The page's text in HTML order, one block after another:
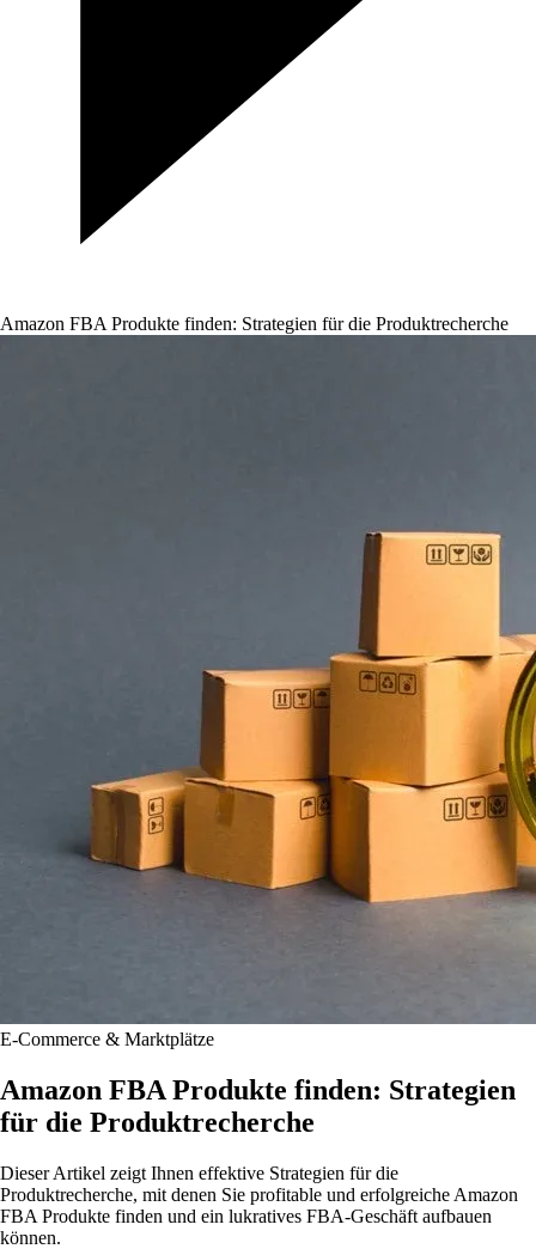
Amazon FBA Produkte finden: Strategien für die Produktrecherche
E-Commerce & Marktplätze
Amazon FBA Produkte finden: Strategien
für die Produktrecherche
Dieser Artikel zeigt Ihnen effektive Strategien für die
Produktrecherche, mit denen Sie profitable und erfolgreiche Amazon
FBA Produkte finden und ein lukratives FBA-Geschäft aufbauen
können.